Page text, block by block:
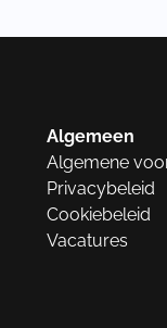
Algemeen
Algemene
Privacybeleid
Cookiebeleid
Vacatures